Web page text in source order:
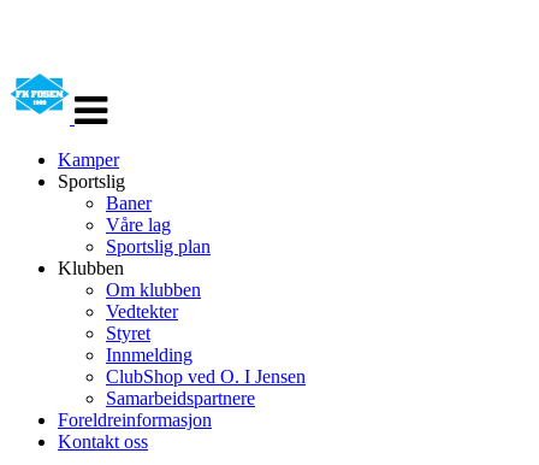
navigasjon
Kamper
Sportslig
Baner
Våre lag
Sportslig plan
Klubben
Om klubben
Vedtekter
Styret
Innmelding
ClubShop ved O. I Jensen
Samarbeidspartnere
Foreldreinformasjon
Kontakt oss